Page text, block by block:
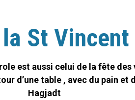
St
est aussi celui de la fête des
d’une table , avec du pain et
Hagjadt